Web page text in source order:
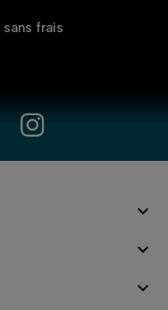
sans frais


